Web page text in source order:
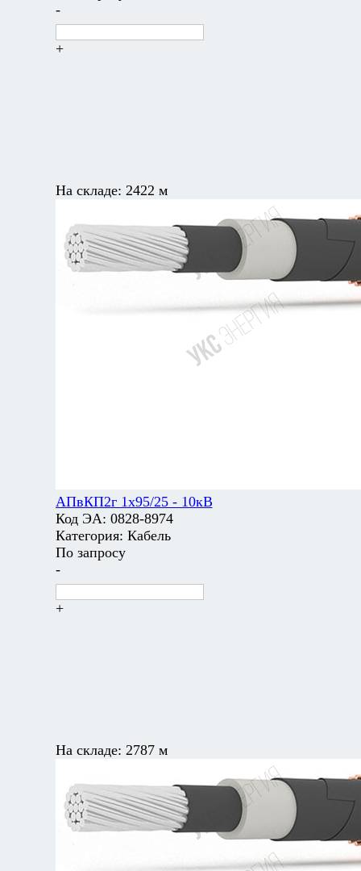
-
+
На складе: 2422 м
АПвКП2г 1х95/25 - 10кВ
Код ЭА: 0828-8974
Категория: Кабель
По запросу
-
+
На складе: 2787 м